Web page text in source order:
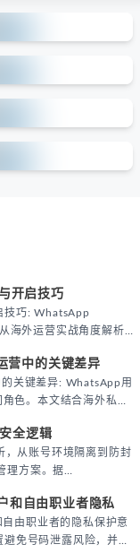
开启技巧
技巧: WhatsApp
海外运营实战角度解析
营中的关键差异
关键差异: WhatsApp用
色。本文结合海外私域
略。
全逻辑
，从账号环境隔离到防封
理方案。据
和自由职业者隐私
由职业者的隐私保护意
免号码泄露风险，并提